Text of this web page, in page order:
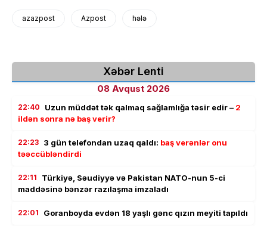
azazpost Azpost hələ
Xəbər Lenti
08 Avqust 2026
22:40 Uzun müddət tək qalmaq sağlamlığa təsir edir – 2
ildən sonra nə baş verir?
22:23 3 gün telefondan uzaq qaldı: baş verənlər onu
təəccübləndirdi
22:11
Türkiyə, Səudiyyə və Pakistan NATO-nun 5-ci
maddəsinə bənzər razılaşma imzaladı
22:01 Goranboyda evdən 18 yaşlı gənc qızın meyiti tapıldı